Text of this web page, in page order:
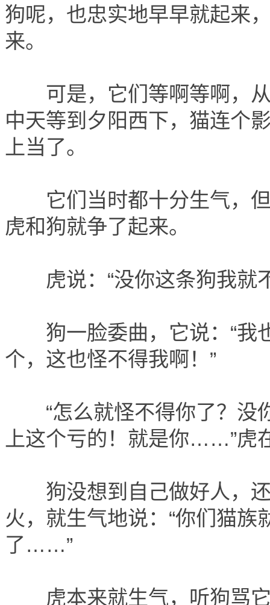
狗呢，也忠实地早早就起来
来。
可是，它们等啊等啊，从
中天等到夕阳西下，猫连个
上当了。
它们当时都十分生气，但
虎和狗就争了起来。
虎说：“没你这条狗我就
狗一脸委曲，它说：“我
个，这也怪不得我啊！”
“怎么就怪不得你了？没
上这个亏的！就是你……”虎
狗没想到自己做好人，还
火，就生气地说：“你们猫
了……”
虎本来就生气，听狗骂它